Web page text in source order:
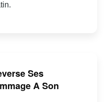
Ses
A Son